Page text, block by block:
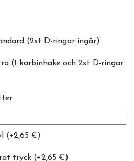
(2st D-ringar ingår)
(1 karbinhake och 2st D-ringar
(+2,65 €)
tryck (+2,65 €)